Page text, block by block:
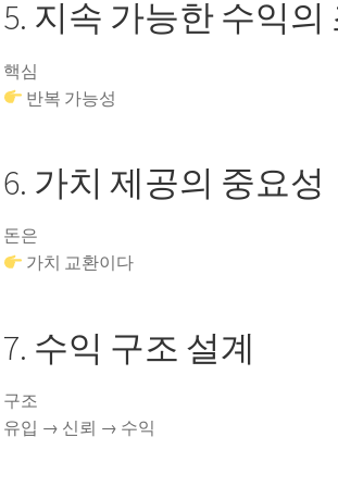
5. 지속 가능한 수익의
핵심
반복 가능성
6. 가치 제공의 중요성
돈은
가치 교환이다
7. 수익 구조 설계
구조
유입 → 신뢰 → 수익